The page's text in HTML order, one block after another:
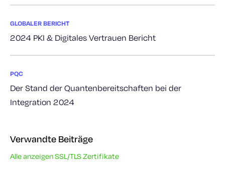
GLOBALER BERICHT
2024 PKI & Digitales Vertrauen Bericht
PQC
Der Stand der Quantenbereitschaften bei der
Integration 2024
Verwandte Beiträge
Alle anzeigen SSL/TLS Zertifikate